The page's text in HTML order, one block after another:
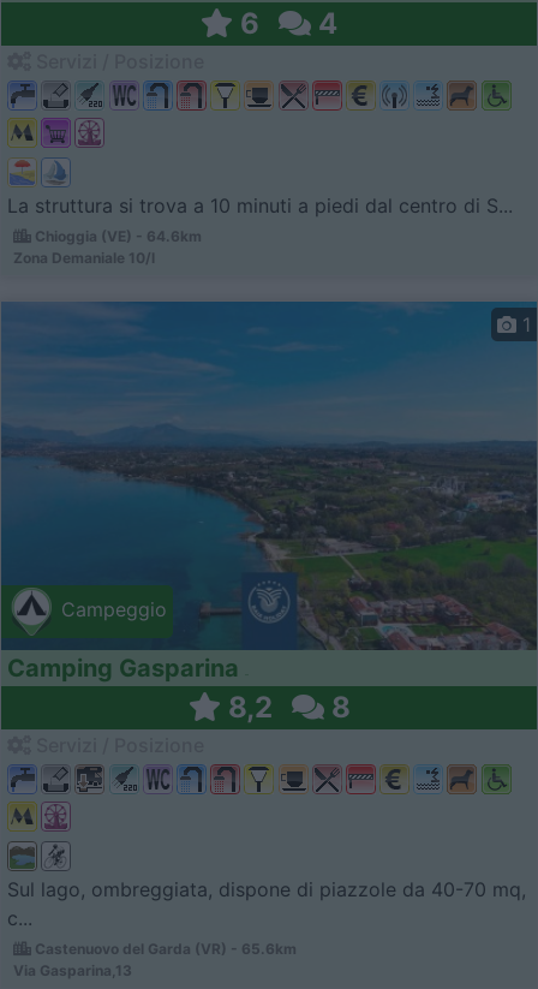
6 4
La struttura si trova a 10 minuti a piedi dal centro di S...
Chioggia (VE) - 64.6km
Zona Demaniale 10/l
Campeggio
1
Camping Gasparina
8,2 8
Sul lago, ombreggiata, dispone di piazzole da 40-70 mq,
c...
Castenuovo del Garda (VR) - 65.6km
Via Gasparina,13